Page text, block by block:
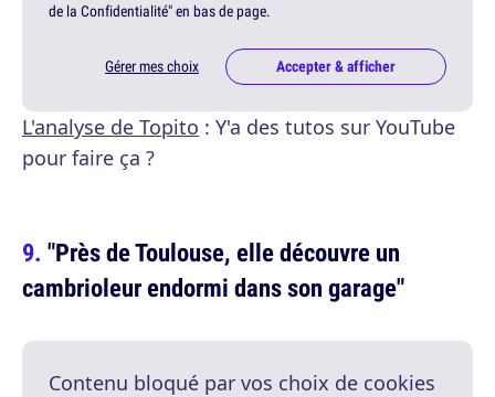
de la Confidentialité" en bas de page.
Gérer mes choix Accepter & afficher
L'analyse de Topito : Y'a des tutos sur YouTube
pour faire ça ?
"Près de Toulouse, elle découvre un
cambrioleur endormi dans son garage"
Contenu bloqué par vos choix de cookies